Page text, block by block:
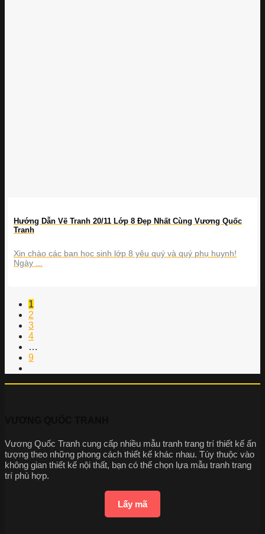
Hướng Dẫn Vẽ Tranh 20/11 Lớp 8 Đẹp Nhất Cùng Vương Quốc
Tranh
Xin chào các bạn học sinh lớp 8 yêu quý và quý phụ huynh!
Ngày ...
1
2
3
4
…
9
Vương Quốc Tranh cung cấp nhiều mẫu tranh trang trí thiết kế ấn
tượng theo những phong cách thiết kế khác nhau. Túy thuộc vào
không gian thiết kế nội thất, bạn có thể chọn lựa mẫu tranh trang
trí phù hợp.
Lấy mã